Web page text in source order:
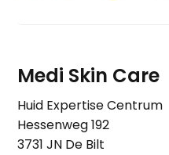
Medi Skin Care
Huid Expertise Centrum
Hessenweg 192
3731 JN De Bilt